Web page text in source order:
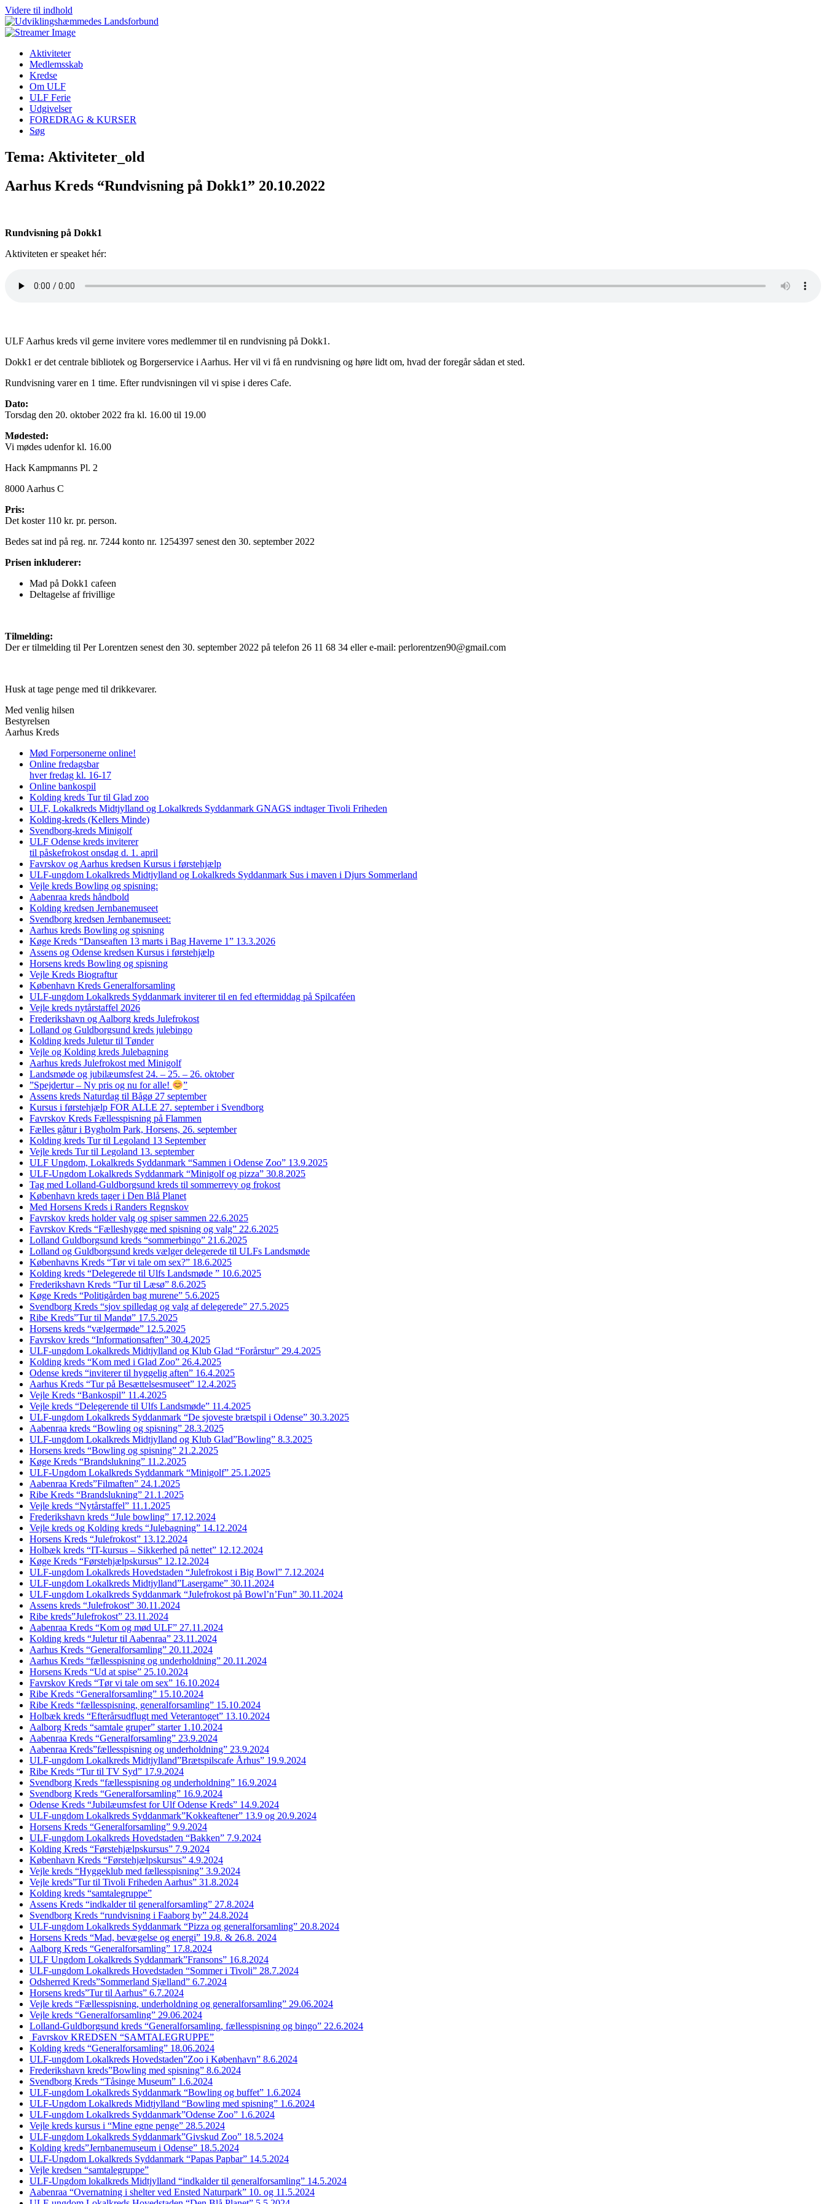
Videre til indhold
Aktiviteter
Medlemsskab
Kredse
Om ULF
ULF Ferie
Udgivelser
FOREDRAG & KURSER
Søg
Tema: Aktiviteter_old
Aarhus Kreds “Rundvisning på Dokk1” 20.10.2022
Rundvisning på Dokk1
Aktiviteten er speaket hér:
ULF Aarhus kreds vil gerne invitere vores medlemmer til en rundvisning på Dokk1.
Dokk1 er det centrale bibliotek og Borgerservice i Aarhus. Her vil vi få en rundvisning og høre lidt om, hvad der foregår sådan et sted.
Rundvisning varer en 1 time. Efter rundvisningen vil vi spise i deres Cafe.
Dato:
Torsdag den 20. oktober 2022 fra kl. 16.00 til 19.00
Mødested:
Vi mødes udenfor kl. 16.00
Hack Kampmanns Pl. 2
8000 Aarhus C
Pris:
Det koster 110 kr. pr. person.
Bedes sat ind på reg. nr. 7244 konto nr. 1254397 senest den 30. september 2022
Prisen inkluderer:
Mad på Dokk1 cafeen
Deltagelse af frivillige
Tilmelding:
Der er tilmelding til Per Lorentzen senest den 30. september 2022 på telefon 26 11 68 34 eller e-mail: perlorentzen90@gmail.com
Husk at tage penge med til drikkevarer.
Med venlig hilsen
Bestyrelsen
Aarhus Kreds
Mød Forpersonerne online!
Online fredagsbar
hver fredag kl. 16-17
Online bankospil
Kolding kreds Tur til Glad zoo
ULF, Lokalkreds Midtjylland og Lokalkreds Syddanmark GNAGS indtager Tivoli Friheden
Kolding-kreds (Kellers Minde)
Svendborg-kreds Minigolf
ULF Odense kreds inviterer
til påskefrokost onsdag d. 1. april
Favrskov og Aarhus kredsen Kursus i førstehjælp
ULF-ungdom Lokalkreds Midtjylland og Lokalkreds Syddanmark Sus i maven i Djurs Sommerland
Vejle kreds Bowling og spisning:
Aabenraa kreds håndbold
Kolding kredsen Jernbanemuseet
Svendborg kredsen Jernbanemuseet:
Aarhus kreds Bowling og spisning
Køge Kreds “Danseaften 13 marts i Bag Haverne 1” 13.3.2026
Assens og Odense kredsen Kursus i førstehjælp
Horsens kreds Bowling og spisning
Vejle Kreds Biograftur
København Kreds Generalforsamling
ULF-ungdom Lokalkreds Syddanmark inviterer til en fed eftermiddag på Spilcaféen
Vejle kreds nytårstaffel 2026
Frederikshavn og Aalborg kreds Julefrokost
Lolland og Guldborgsund kreds julebingo
Kolding kreds Juletur til Tønder
Vejle og Kolding kreds Julebagning
Aarhus kreds Julefrokost med Minigolf
Landsmøde og jubilæumsfest 24. – 25. – 26. oktober
”Spejdertur – Ny pris og nu for alle!
”
Assens kreds Naturdag til Bågø 27 september
Kursus i førstehjælp FOR ALLE 27. september i Svendborg
Favrskov Kreds Fællesspisning på Flammen
Fælles gåtur i Bygholm Park, Horsens, 26. september
Kolding kreds Tur til Legoland 13 September
Vejle kreds Tur til Legoland 13. september
ULF Ungdom, Lokalkreds Syddanmark “Sammen i Odense Zoo” 13.9.2025
ULF-Ungdom Lokalkreds Syddanmark “Minigolf og pizza” 30.8.2025
Tag med Lolland-Guldborgsund kreds til sommerrevy og frokost
København kreds tager i Den Blå Planet
Med Horsens Kreds i Randers Regnskov
Favrskov kreds holder valg og spiser sammen 22.6.2025
Favrskov Kreds “Fælleshygge med spisning og valg” 22.6.2025
Lolland Guldborgsund kreds “sommerbingo” 21.6.2025
Lolland og Guldborgsund kreds vælger delegerede til ULFs Landsmøde
Københavns Kreds “Tør vi tale om sex?” 18.6.2025
Kolding kreds “Delegerede til Ulfs Landsmøde ” 10.6.2025
Frederikshavn Kreds “Tur til Læsø” 8.6.2025
Køge Kreds “Politigården bag murene” 5.6.2025
Svendborg Kreds “sjov spilledag og valg af delegerede” 27.5.2025
Ribe Kreds”Tur til Mandø” 17.5.2025
Horsens kreds “vælgermøde” 12.5.2025
Favrskov kreds “Informationsaften” 30.4.2025
ULF-ungdom Lokalkreds Midtjylland og Klub Glad “Forårstur” 29.4.2025
Kolding kreds “Kom med i Glad Zoo” 26.4.2025
Odense kreds “inviterer til hyggelig aften” 16.4.2025
Aarhus Kreds “Tur på Besættelsesmuseet” 12.4.2025
Vejle Kreds “Bankospil” 11.4.2025
Vejle kreds “Delegerende til Ulfs Landsmøde” 11.4.2025
ULF-ungdom Lokalkreds Syddanmark “De sjoveste brætspil i Odense” 30.3.2025
Aabenraa kreds “Bowling og spisning” 28.3.2025
ULF-ungdom Lokalkreds Midtjylland og Klub Glad”Bowling” 8.3.2025
Horsens kreds “Bowling og spisning” 21.2.2025
Køge Kreds “Brandslukning” 11.2.2025
ULF-Ungdom Lokalkreds Syddanmark “Minigolf” 25.1.2025
Aabenraa Kreds”Filmaften” 24.1.2025
Ribe Kreds “Brandslukning” 21.1.2025
Vejle kreds “Nytårstaffel” 11.1.2025
Frederikshavn kreds “Jule bowling” 17.12.2024
Vejle kreds og Kolding kreds “Julebagning” 14.12.2024
Horsens Kreds “Julefrokost” 13.12.2024
Holbæk kreds “IT-kursus – Sikkerhed på nettet” 12.12.2024
Køge Kreds “Førstehjælpskursus” 12.12.2024
ULF-ungdom Lokalkreds Hovedstaden “Julefrokost i Big Bowl” 7.12.2024
ULF-ungdom Lokalkreds Midtjylland”Lasergame” 30.11.2024
ULF-ungdom Lokalkreds Syddanmark “Julefrokost på Bowl’n’Fun” 30.11.2024
Assens kreds “Julefrokost” 30.11.2024
Ribe kreds”Julefrokost” 23.11.2024
Aabenraa Kreds “Kom og mød ULF” 27.11.2024
Kolding kreds “Juletur til Aabenraa” 23.11.2024
Aarhus Kreds “Generalforsamling” 20.11.2024
Aarhus Kreds “fællesspisning og underholdning” 20.11.2024
Horsens Kreds “Ud at spise” 25.10.2024
Favrskov Kreds “Tør vi tale om sex” 16.10.2024
Ribe Kreds “Generalforsamling” 15.10.2024
Ribe Kreds “fællesspisning, generalforsamling” 15.10.2024
Holbæk kreds “Efterårsudflugt med Veterantoget” 13.10.2024
Aalborg Kreds “samtale gruper” starter 1.10.2024
Aabenraa Kreds “Generalforsamling” 23.9.2024
Aabenraa Kreds”fællesspisning og underholdning” 23.9.2024
ULF-ungdom Lokalkreds Midtjylland”Brætspilscafe Århus” 19.9.2024
Ribe Kreds “Tur til TV Syd” 17.9.2024
Svendborg Kreds “fællesspisning og underholdning” 16.9.2024
Svendborg Kreds “Generalforsamling” 16.9.2024
Odense Kreds “Jubilæumsfest for Ulf Odense Kreds” 14.9.2024
ULF-ungdom Lokalkreds Syddanmark”Kokkeaftener” 13.9 og 20.9.2024
Horsens Kreds “Generalforsamling” 9.9.2024
ULF-ungdom Lokalkreds Hovedstaden “Bakken” 7.9.2024
Kolding Kreds “Førstehjælpskursus” 7.9.2024
København Kreds “Førstehjælpskursus” 4.9.2024
Vejle kreds “Hyggeklub med fællesspisning” 3.9.2024
Vejle kreds”Tur til Tivoli Friheden Aarhus” 31.8.2024
Kolding kreds “samtalegruppe”
Assens Kreds “indkalder til generalforsamling” 27.8.2024
Svendborg Kreds “rundvisning i Faaborg by” 24.8.2024
ULF-ungdom Lokalkreds Syddanmark “Pizza og generalforsamling” 20.8.2024
Horsens Kreds “Mad, bevægelse og energi” 19.8. & 26.8. 2024
Aalborg Kreds “Generalforsamling” 17.8.2024
ULF Ungdom Lokalkreds Syddanmark”Fransons” 16.8.2024
ULF-ungdom Lokalkreds Hovedstaden “Sommer i Tivoli” 28.7.2024
Odsherred Kreds”Sommerland Sjælland” 6.7.2024
Horsens kreds”Tur til Aarhus” 6.7.2024
Vejle kreds “Fællesspisning, underholdning og generalforsamling” 29.06.2024
Vejle kreds “Generalforsamling” 29.06.2024
Lolland-Guldborgsund kreds “Generalforsamling, fællesspisning og bingo” 22.6.2024
Favrskov KREDSEN “SAMTALEGRUPPE”
Kolding kreds “Generalforsamling” 18.06.2024
ULF-ungdom Lokalkreds Hovedstaden”Zoo i København” 8.6.2024
Frederikshavn kreds”Bowling med spisning” 8.6.2024
Svendborg Kreds “Tåsinge Museum” 1.6.2024
ULF-ungdom Lokalkreds Syddanmark “Bowling og buffet” 1.6.2024
ULF-Ungdom Lokalkreds Midtjylland “Bowling med spisning” 1.6.2024
ULF-ungdom Lokalkreds Syddanmark”Odense Zoo” 1.6.2024
Vejle kreds kursus i “Mine egne penge” 28.5.2024
ULF-ungdom Lokalkreds Syddanmark”Givskud Zoo” 18.5.2024
Kolding kreds”Jernbanemuseum i Odense” 18.5.2024
ULF-Ungdom Lokalkreds Syddanmark “Papas Papbar” 14.5.2024
Vejle kredsen “samtalegruppe”
ULF-Ungdom lokalkreds Midtjylland “indkalder til generalforsamling” 14.5.2024
Aabenraa “Overnatning i shelter ved Ensted Naturpark” 10. og 11.5.2024